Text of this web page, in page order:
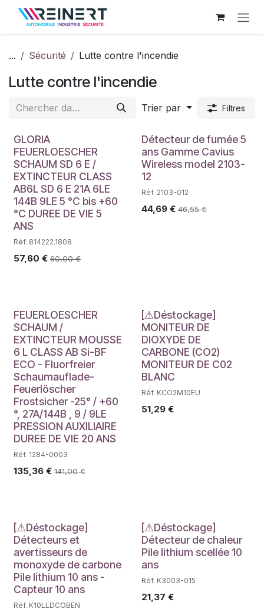
Se rendre au contenu
... Sécurité Lutte contre l'incendie
Lutte contre l'incendie
Trier par Filtres
GLORIA
FEUERLOESCHER
SCHAUM SD 6 E /
EXTINCTEUR CLASS
AB6L SD 6 E 21A 6LE
144B 9LE 5 °C bis +60
°C DUREE DE VIE 5
ANS
Réf. 814222.1808
57,60 € 60,00€
Détecteur de fumée 5
ans Gamme Cavius
Wireless model 2103-
12
Réf. 2103-012
44,69€ 46,55€
FEUERLOESCHER
SCHAUM /
EXTINCTEUR MOUSSE
6 L CLASS AB Si-BF
ECO - Fluorfreier
Schaumauflade-
Feuerlöscher
Frostsicher -25° / +60
°, 27A/144B , 9 / 9LE
PRESSION AUXILIAIRE
DUREE DE VIE 20 ANS
Réf. 1284-0003
135,36 € 141,00€
Déstockage
[⚠Déstockage]
MONITEUR DE
DIOXYDE DE
CARBONE (CO2)
MONITEUR DE C02
BLANC
Réf. KCO2M10EU
51,29€
Déstockage
[⚠Déstockage]
Détecteurs et
avertisseurs de
monoxyde de carbone
Pile lithium 10 ans -
Capteur 10 ans
Réf. K10LLDCOBEN
Déstockage
[⚠Déstockage]
Détecteur de chaleur
Pile lithium scellée 10
ans
Réf. K3003-015
21,37 €